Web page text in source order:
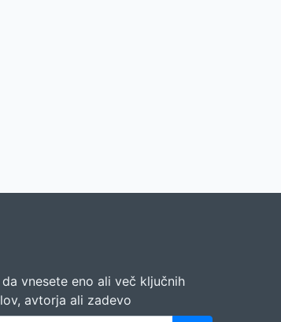
vnesete eno ali več ključnih
avtorja ali zadevo